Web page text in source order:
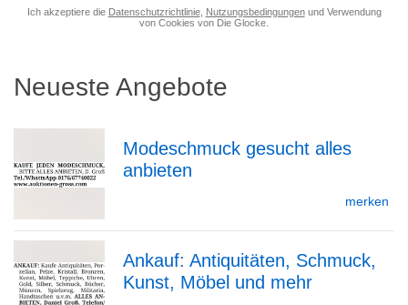
Ich akzeptiere die Datenschutzrichtlinie, Nutzungsbedingungenund Verwendung
von Cookies von Die Glocke.
Neueste Angebote
zur
Detailseite
Modeschmuck gesucht alles
anbieten
merken
zur
Ankauf: Antiquitäten, Schmuck,
Kunst, Möbel und mehr